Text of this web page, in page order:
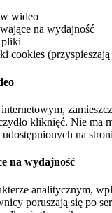
wideo
na wydajność
pliki
cookies (przyspieszają
kliknięć. Nie ma
na
na wydajność
analitycznym,
poruszają się po